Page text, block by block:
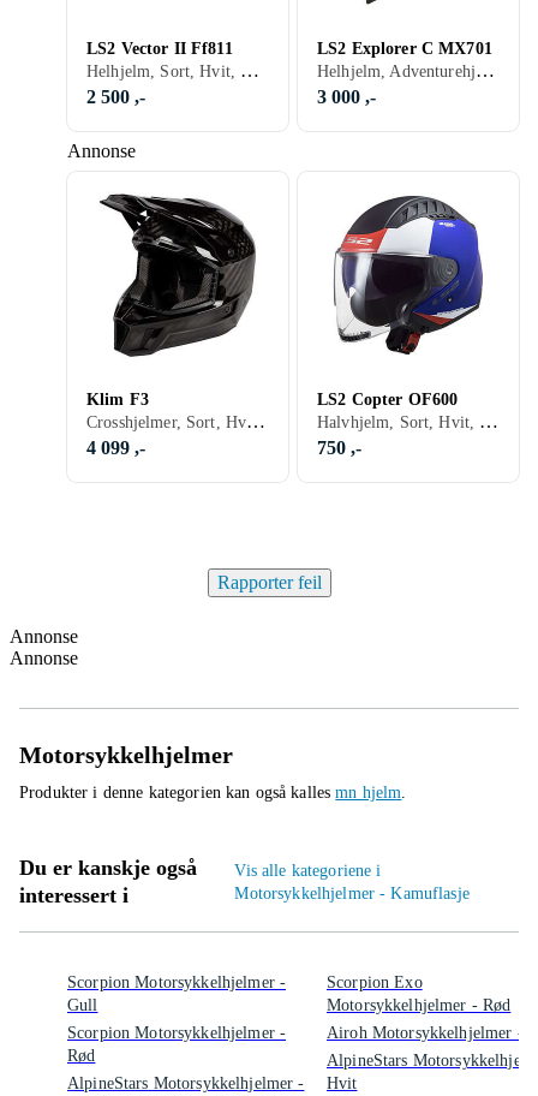
Annonse
LS2 Vector II Ff811
Helhjelm, Sort, Hvit, Sølv, Grå, Turkis, Blå, Rød, Gul, Oransje, Grønn, Rosa, Lilla, Kamuflasje
2 500 ,-
LS2 Explorer C MX701
Helhjelm, Adventurehjelmer, Crosshjelmer, Sort, Hvit, Sølv, Grå, Brun, Blå, Rød, Gul, Oransje, Gull, Grønn, Kamuflasje
3 000 ,-
Klim F3
Crosshjelmer, Sort, Hvit, Sølv, Grå, Brun, Blå, Rød, Gul, Oransje, Gull, Grønn, Rosa, Kamuflasje
4 099 ,-
LS2 Copter OF600
Halvhjelm, Sort, Hvit, Sølv, Grå, Blå, Rød, Gul, Oransje, Gull, Grønn, Kamuflasje
750 ,-
Rapporter feil
Annonse
Annonse
Motorsykkelhjelmer
Produkter i denne kategorien kan også kallesmn hjelm.
Du er kanskje også
interessert i
Vis alle kategoriene i
Motorsykkelhjelmer - Kamuflasje
Scorpion Motorsykkelhjelmer -
Gull
Scorpion Motorsykkelhjelmer -
Rød
AlpineStars Motorsykkelhjelmer -
Scorpion Exo
Motorsykkelhjelmer - Rød
Airoh Motorsykkelhjelmer -
AlpineStars
Hvit